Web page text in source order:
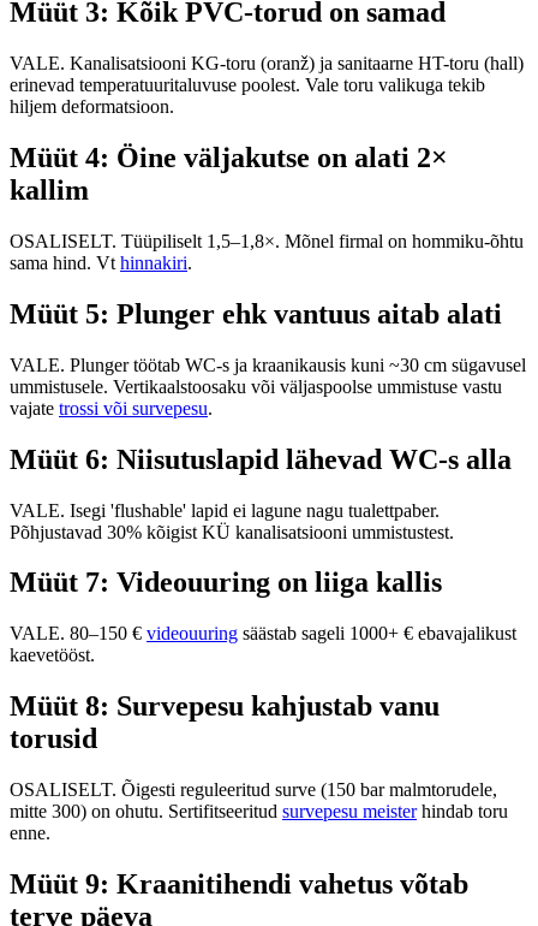
Müüt 3: Kõik PVC-torud on samad
VALE. Kanalisatsiooni KG-toru (oranž) ja sanitaarne HT-toru (hall)
erinevad temperatuuritaluvuse poolest. Vale toru valikuga tekib
hiljem deformatsioon.
Müüt 4: Öine väljakutse on alati 2×
kallim
OSALISELT. Tüüpiliselt 1,5–1,8×. Mõnel firmal on hommiku-õhtu
sama hind. Vt hinnakiri.
Müüt 5: Plunger ehk vantuus aitab alati
VALE. Plunger töötab WC-s ja kraanikausis kuni ~30 cm sügavusel
ummistusele. Vertikaalstoosaku või väljaspoolse ummistuse vastu
vajate trossi või survepesu.
Müüt 6: Niisutuslapid lähevad WC-s alla
VALE. Isegi 'flushable' lapid ei lagune nagu tualettpaber.
Põhjustavad 30% kõigist KÜ kanalisatsiooni ummistustest.
Müüt 7: Videouuring on liiga kallis
VALE. 80–150 € videouuring säästab sageli 1000+ € ebavajalikust
kaevetööst.
Müüt 8: Survepesu kahjustab vanu
torusid
OSALISELT. Õigesti reguleeritud surve (150 bar malmtorudele,
mitte 300) on ohutu. Sertifitseeritud survepesu meisterhindab toru
enne.
Müüt 9: Kraanitihendi vahetus võtab
terve päeva